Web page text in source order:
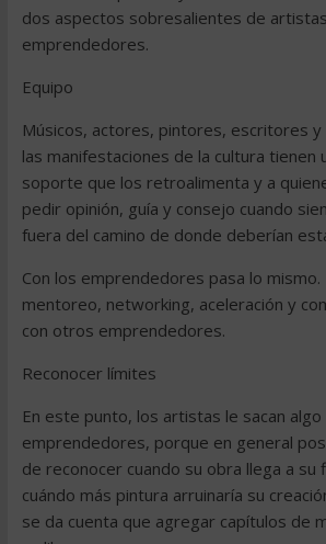
dos aspectos sobresalientes de
emprendedores.
Equipo
Músicos, actores, pintores, escritores
las manifestaciones de la cultura tienen
soporte que los retroalimenta y a
pedir opinión, guía y consejo cuando
fuera del camino de donde deberían
Con los emprendedores pasa lo mismo.
mentoreo, networking, aceleración y
con otros emprendedores.
Reconocer límites
En este punto, los artistas le sacan
emprendedores, porque en general
de reconocer cuando su obra llega a su
cuándo más pintura arruinaría su
se da cuenta que agregar capítulos de